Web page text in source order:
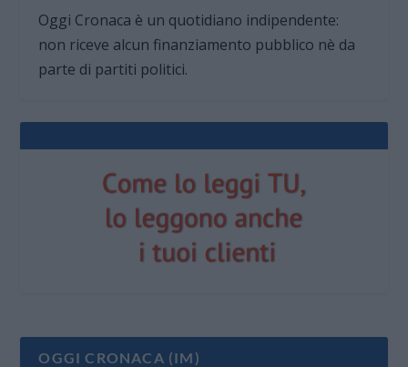
Oggi Cronaca è un quotidiano indipendente:
non riceve alcun finanziamento pubblico nè da
parte di partiti politici.
OGGI CRONACA (IM)